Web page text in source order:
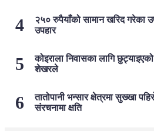
२५० रुपैयाँको सामान खरिद गरेका
उपहार
कोइराला निवासका लागि
शेखरले
तातोपानी भन्सार क्षेत्रमा सुख्खा
संरचनामा क्षति